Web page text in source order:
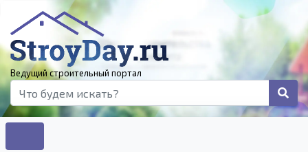
Ведущий строительный портал